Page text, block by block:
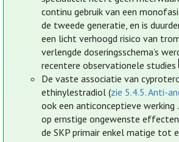
continu gebruik van een
de tweede generatie, en is
een licht verhoogd risico van
verlengde doseringsschema’s
recentere observationele studies
De vaste associatie van
ethinylestradiol (zie 5.4.5. Anti-
ook een anticonceptieve werking
op ernstige ongewenste
de SKP primair enkel matige tot